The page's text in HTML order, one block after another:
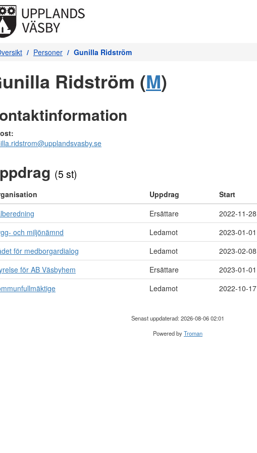
Personer Gunilla Ridström
Ridström (M)
(5 st)
Uppdrag Start
Ersättare 2022-11-28
och miljönämnd
Ledamot 2023-01-01
för medborgardialog
Ledamot 2023-02-08
för AB Väsbyhem
Ersättare 2023-01-01
Ledamot 2022-10-17
Senast uppdaterad: 2026-08-06 02:01
Powered byTroman